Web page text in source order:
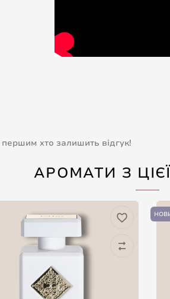
хто залишить відгук!
АРОМАТИ З